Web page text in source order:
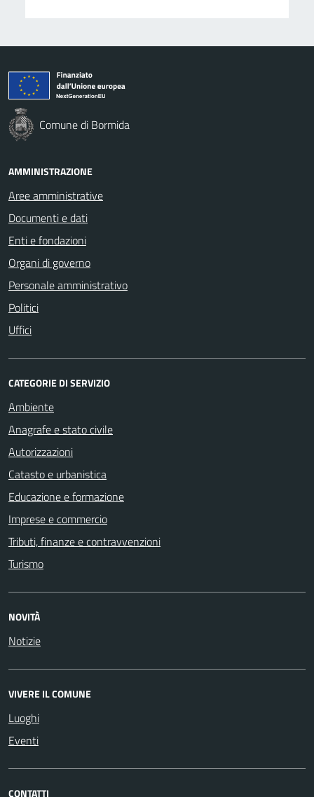
Comune di Bormida
AMMINISTRAZIONE
Aree amministrative
Documenti e dati
Enti e fondazioni
Organi di governo
Personale amministrativo
Politici
Uffici
CATEGORIE DI SERVIZIO
Ambiente
Anagrafe e stato civile
Autorizzazioni
Catasto e urbanistica
Educazione e formazione
Imprese e commercio
Tributi, finanze e contravvenzioni
Turismo
NOVITÀ
Notizie
VIVERE IL COMUNE
Luoghi
Eventi
CONTATTI